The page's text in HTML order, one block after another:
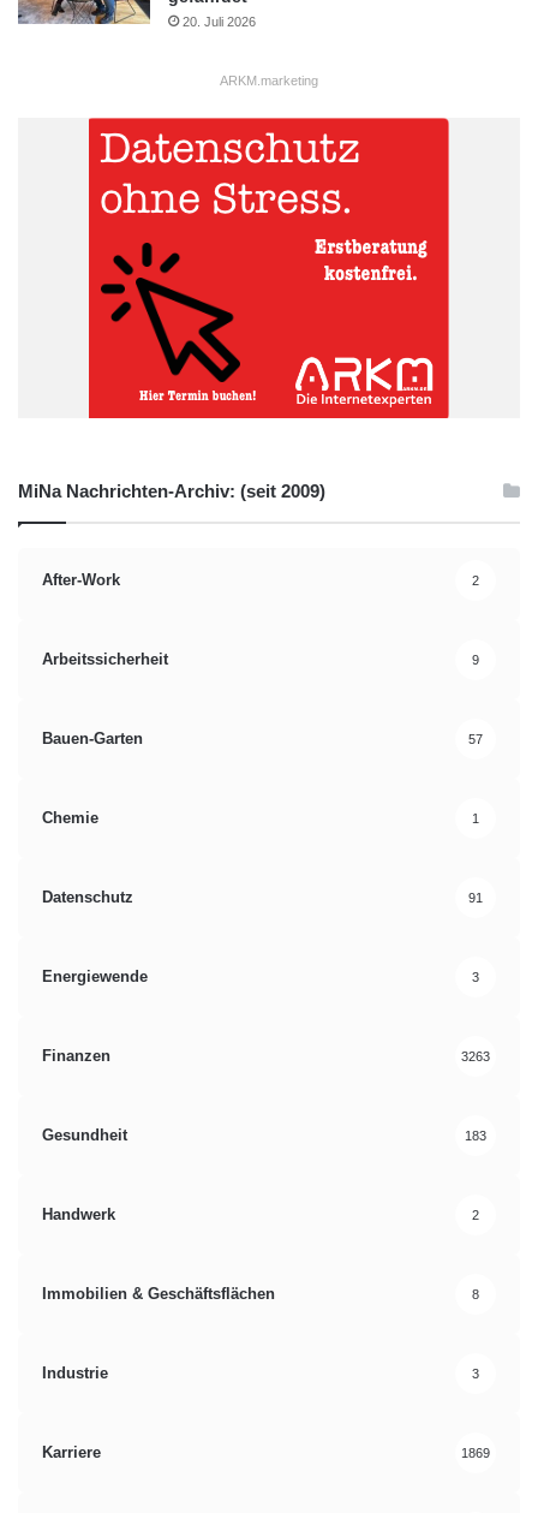
20. Juli 2026
ARKM.marketing
MiNa Nachrichten-Archiv: (seit 2009)
After-Work 2
Arbeitssicherheit 9
Bauen-Garten 57
Chemie 1
Datenschutz 91
Energiewende 3
Finanzen 3263
Gesundheit 183
Handwerk 2
Immobilien & Geschäftsflächen 8
Industrie 3
Karriere 1869